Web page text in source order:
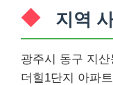
지역
광주시 동구 지
더힐1단지 아파